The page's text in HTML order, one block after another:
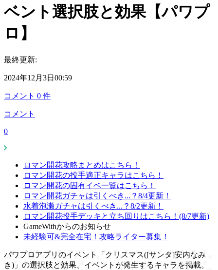
ベント選択肢と効果【パワプ
ロ】
最終更新:
2024年12月3日00:59
コメント 0 件
コメント
0
ロマン開花攻略まとめはこちら！
ロマン開花の投手適正キャラはこちら！
ロマン開花の固有イベ一覧はこちら！
ロマン開花ガチャは引くべき...？8/4更新！
水着泡瀬ガチャは引くべき...？8/2更新！
ロマン開花投手デッキと立ち回りはこちら！(8/7更新)
GameWithからのお知らせ
未経験可&完全在宅！攻略ライター募集！
パワプロアプリのイベント「クリスマス([サンタ]安内なみ
き)」の選択肢と効果、イベントが発生するキャラを掲載。